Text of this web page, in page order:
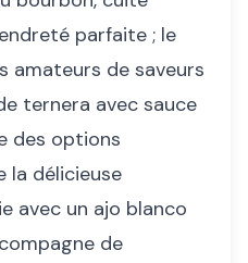
parfaite ; le
amateurs de saveurs
ternera avec sauce
des options
la délicieuse
avec un ajo blanco
de